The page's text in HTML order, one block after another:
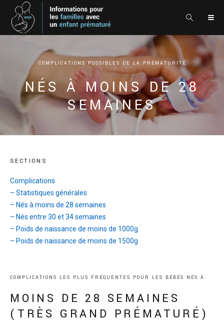
COMPLICATIONS POSSIBLES DE LA PRÉMATURITÉ
NÉS À MOINS DE 28
SEMAINES
SECTIONS
Complications
– Statistiques générales
– Nés à moins de 28 semaines
– Nés entre 30 et 34 semaines
– Poids de naissance de moins de 1000g
– Poids de naissance de moins de 1500g
COMPLICATIONS LES PLUS FRÉQUENTES POUR LES BÉBÉS NÉS À
MOINS DE 28 SEMAINES
(TRÈS GRAND PRÉMATURÉ)